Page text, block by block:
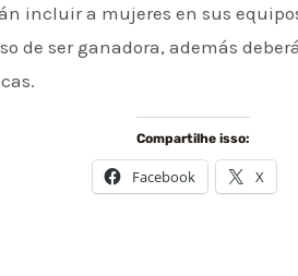
incluir a mujeres en sus
de ser ganadora, además
Compartilhe isso:
Facebook X